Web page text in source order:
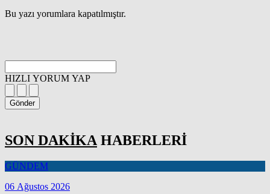
Bu yazı yorumlara kapatılmıştır.
HIZLI YORUM YAP
Gönder
SON DAKİKA HABERLERİ
GÜNDEM
06 Ağustos 2026